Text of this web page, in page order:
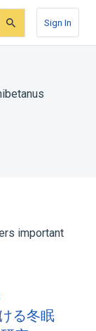
Sign In
important
る冬眠